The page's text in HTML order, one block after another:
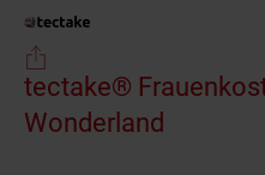
tectake®
Wonderland